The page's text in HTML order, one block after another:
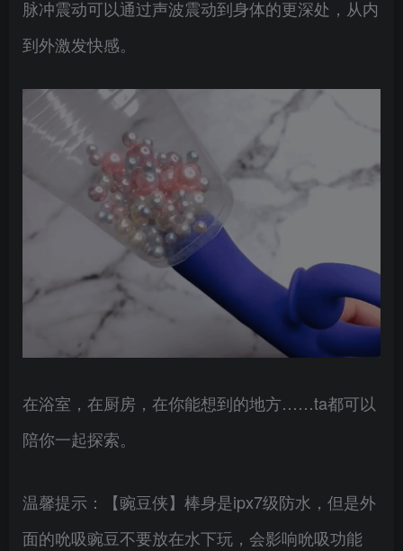
脉冲震动可以通过声波震动到身体的更深处，从内
到外激发快感。
在浴室，在厨房，在你能想到的地方……ta都可以
陪你一起探索。
温馨提示：【豌豆侠】棒身是ipx7级防水，但是外
面的吮吸豌豆不要放在水下玩，会影响吮吸功能